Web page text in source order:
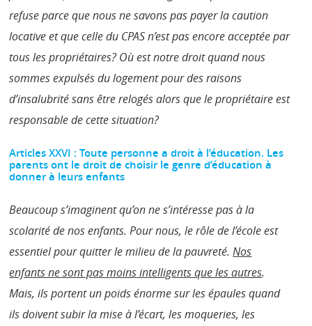
refuse parce que nous ne savons pas payer la caution
locative et que celle du CPAS n’est pas encore acceptée par
tous les propriétaires? Où est notre droit quand nous
sommes expulsés du logement pour des raisons
d’insalubrité sans être relogés alors que le propriétaire est
responsable de cette situation?
Articles XXVI : Toute personne a droit à l’éducation. Les
parents ont le droit de choisir le genre d’éducation à
donner à leurs enfants
Beaucoup s’imaginent qu’on ne s’intéresse pas à la
scolarité de nos enfants. Pour nous, le rôle de l’école est
essentiel pour quitter le milieu de la pauvreté.Nos
enfants ne sont pas moins intelligents que les autres.
Mais, ils portent un poids énorme sur les épaules quand
ils doivent subir la mise à l’écart, les moqueries, les